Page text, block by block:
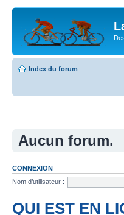
Index du forum
Aucun forum.
CONNEXION
Nom d’utilisateur :
QUI EST EN